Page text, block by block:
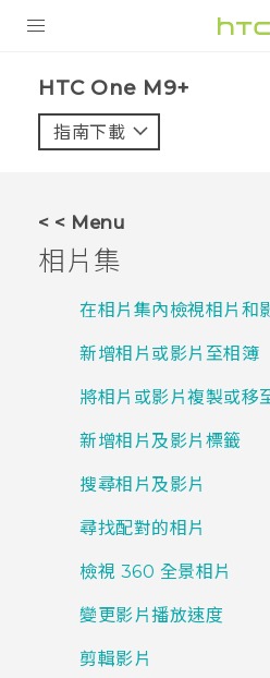
VIVE
應用程式
支援服務
HTC One M9+‎
指南下載
< < Menu
相片集
在相片集內檢視相片和
新增相片或影片至相簿
將相片或影片複製或移
新增相片及影片標籤
搜尋相片及影片
尋找配對的相片
檢視 360 全景相片
變更影片播放速度
剪輯影片